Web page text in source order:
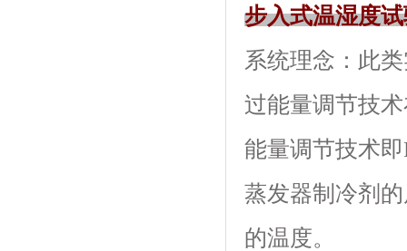
步入式温湿度
系统理念：此
过能量调节技术
能量调节技术即
蒸发器制冷剂的
的温度。